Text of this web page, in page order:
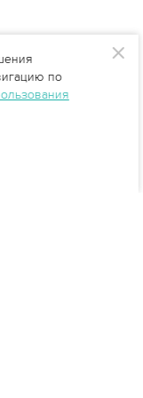
по